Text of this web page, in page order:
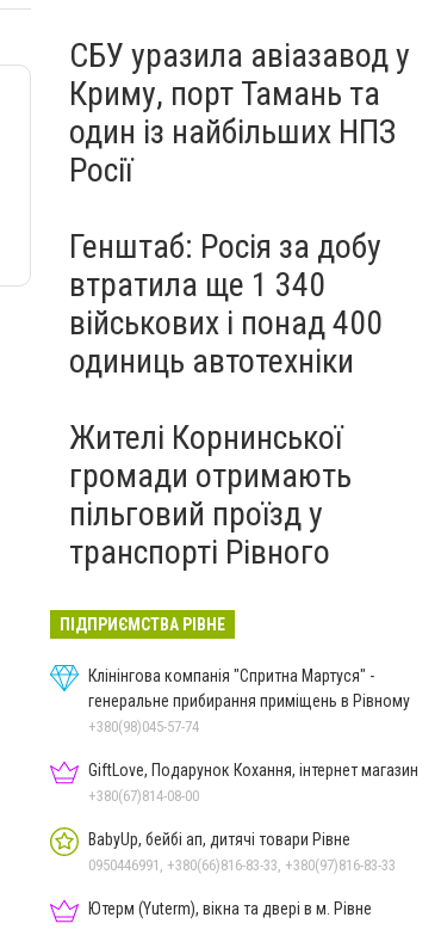
СБУ уразила авіазавод у
Криму, порт Тамань та
один із найбільших НПЗ
Росії
Генштаб: Росія за добу
втратила ще 1 340
військових і понад 400
одиниць автотехніки
Жителі Корнинської
громади отримають
пільговий проїзд у
транспорті Рівного
ПІДПРИЄМСТВА РІВНЕ
Клінінгова компанія "Спритна Мартуся" -
генеральне прибирання приміщень в Рівному
+380(98)045-57-74
GiftLove, Подарунок Кохання, інтернет магазин
+380(67)814-08-00
BabyUp, бейбі ап, дитячі товари Рівне
0950446991, +380(66)816-83-33, +380(97)816-83-33
Ютерм (Yuterm), вікна та двері в м. Рівне